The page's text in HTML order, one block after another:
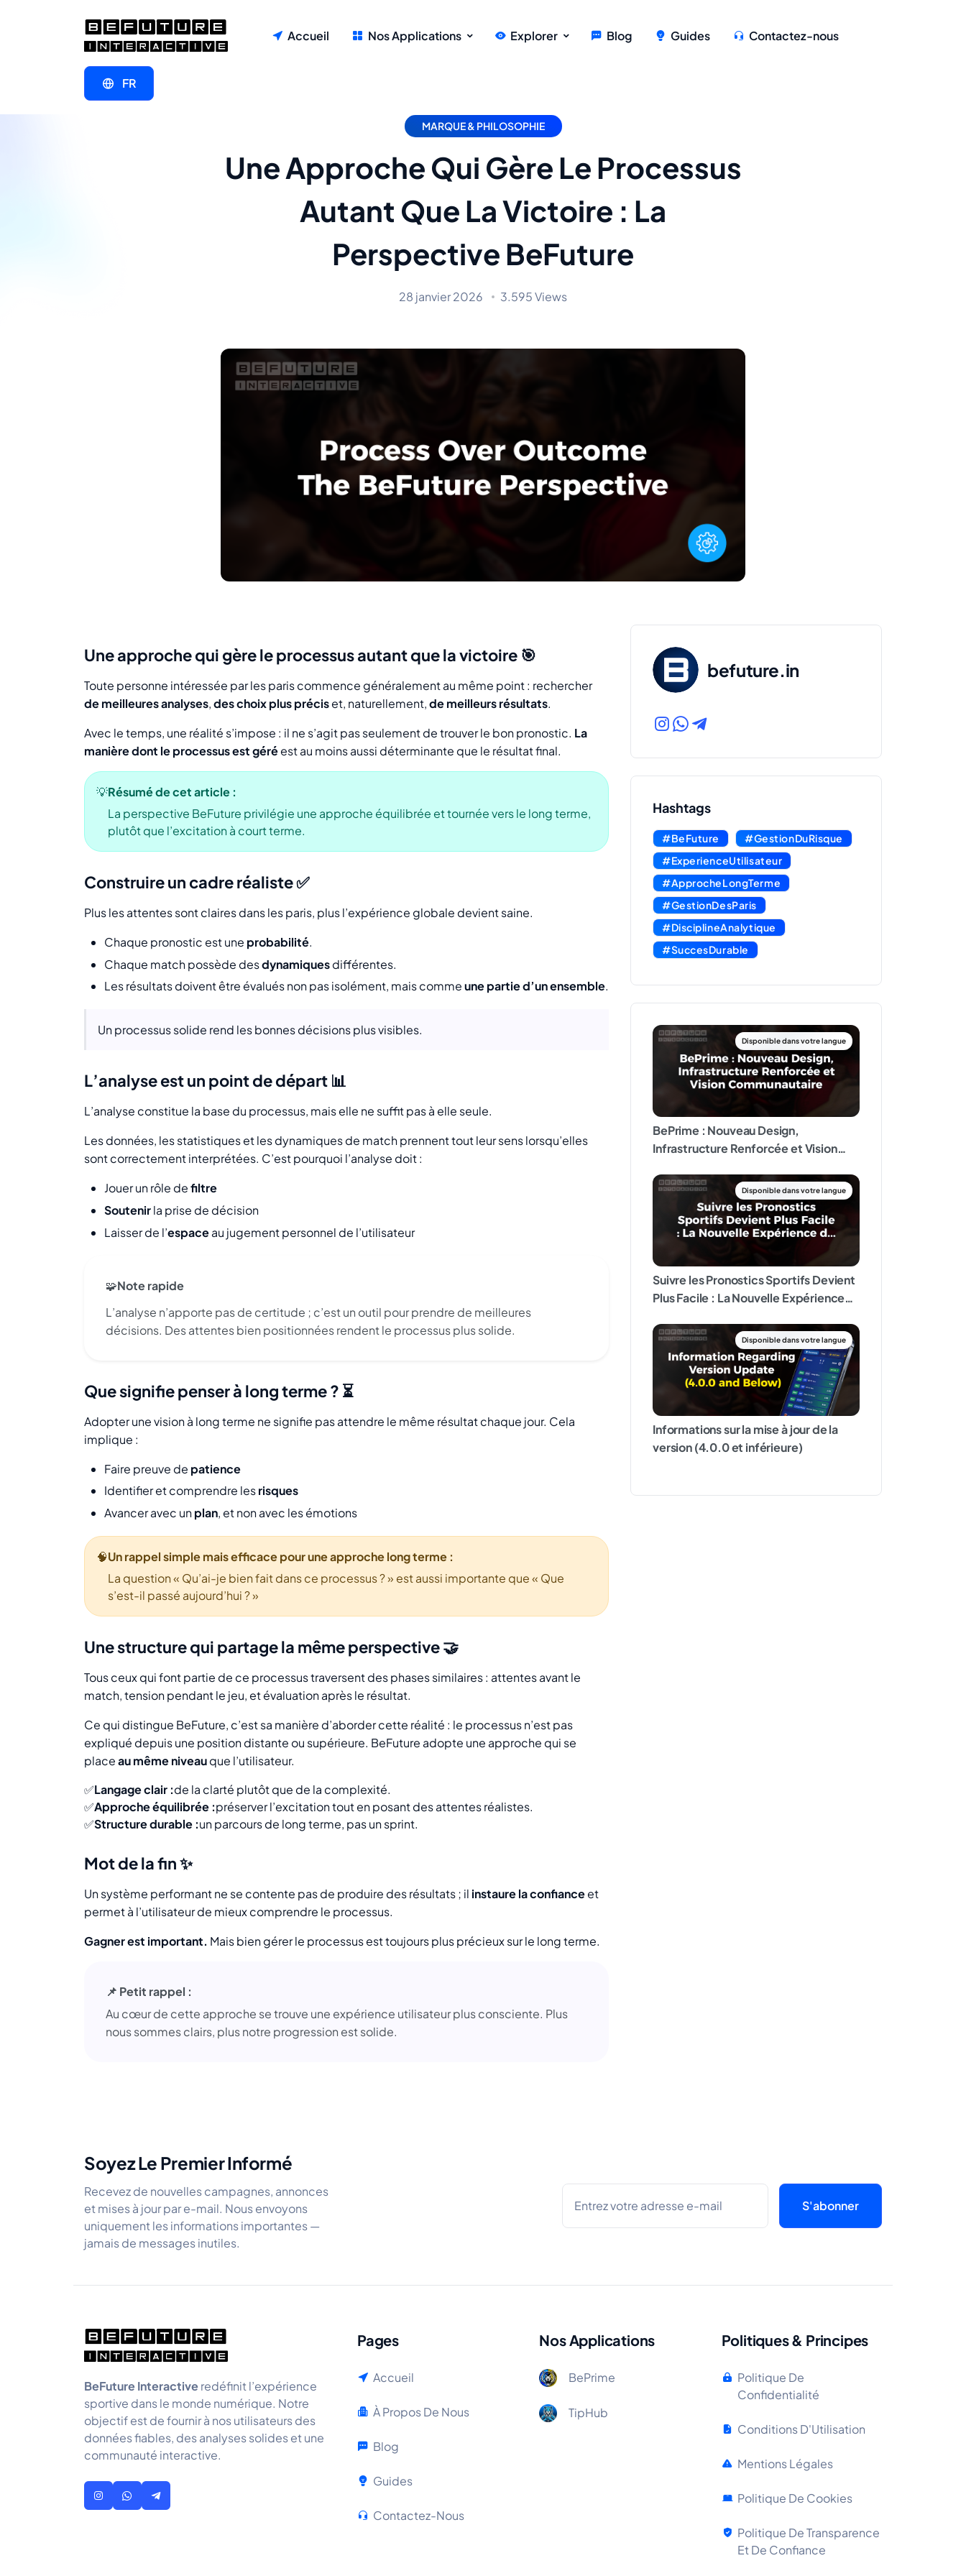
Accueil Nos Applications Explorer Blog Guides Contactez-nous
FR
MARQUE & PHILOSOPHIE
Une Approche Qui Gère Le Processus
Autant Que La Victoire : La
Perspective BeFuture
28 janvier 2026 3.595 Views
Une approche qui gère le processus autant que la victoire 🎯
Toute personne intéressée par les paris commence généralement au même point : rechercher
de meilleures analyses,des choix plus préciset, naturellement,de meilleurs résultats.
Avec le temps, une réalité s’impose : il ne s’agit pas seulement de trouver le bon pronostic. La
manière dont le processus est géréest au moins aussi déterminante que le résultat final.
💡Résumé de cet article :
La perspective BeFuture privilégie une approche équilibrée et tournée vers le long terme,
plutôt que l’excitation à court terme.
Construire un cadre réaliste ✅
Plus les attentes sont claires dans les paris, plus l’expérience globale devient saine.
Chaque pronostic est une probabilité.
Chaque match possède desdynamiquesdifférentes.
Les résultats doivent être évalués non pas isolément, mais commeune partie d’un ensemble.
Un processus solide rend les bonnes décisions plus visibles.
L’analyse est un point de départ 📊
L’analyse constitue la base du processus, mais elle ne suffit pas à elle seule.
Les données, les statistiques et les dynamiques de match prennent tout leur sens lorsqu’elles
sont correctement interprétées. C’est pourquoi l’analyse doit :
Jouer un rôle defiltre
Soutenirla prise de décision
Laisser de l’espaceau jugement personnel de l’utilisateur
🧩Note rapide
L’analyse n’apporte pas de certitude ; c’est un outil pour prendre de meilleures
décisions. Des attentes bien positionnées rendent le processus plus solide.
Que signifie penser à long terme ? ⏳
Adopter une vision à long terme ne signifie pas attendre le même résultat chaque jour. Cela
implique :
Faire preuve de patience
Identifier et comprendre lesrisques
Avancer avec unplan, et non avec les émotions
🧠Un rappel simple mais efficace pour une approche long terme :
La question « Qu’ai-je bien fait dans ce processus ? » est aussi importante que « Que
s’est-il passé aujourd’hui ? »
Une structure qui partage la même perspective 🤝
Tous ceux qui font partie de ce processus traversent des phases similaires : attentes avant le
match, tension pendant le jeu, et évaluation après le résultat.
Ce qui distingue BeFuture, c’est sa manière d’aborder cette réalité : le processus n’est pas
expliqué depuis une position distante ou supérieure. BeFuture adopte une approche qui se
placeau même niveauque l’utilisateur.
✅Langage clair :de la clarté plutôt que de la complexité.
✅Approche équilibrée :préserver l’excitation tout en posant des attentes réalistes.
✅Structure durable :un parcours de long terme, pas un sprint.
Mot de la fin ✨
Un système performant ne se contente pas de produire des résultats ; il instaure la confianceet
permet à l’utilisateur de mieux comprendre le processus.
Gagner est important. Mais bien gérer le processus est toujours plus précieux sur le long terme.
📌 Petit rappel :
Au cœur de cette approche se trouve une expérience utilisateur plus consciente. Plus
nous sommes clairs, plus notre progression est solide.
befuture.in
Hashtags
#BeFuture
#GestionDuRisque
#ExperienceUtilisateur
#ApprocheLongTerme
#GestionDesParis
#DisciplineAnalytique
#SuccesDurable
BePrime : Nouveau Design,
Infrastructure Renforcée et Vision
Suivre les Pronostics Sportifs Devient
Plus Facile : La Nouvelle Expérience
Informations sur la mise à jour de la
version (4.0.0 et inférieure)
Soyez Le Premier Informé
Recevez de nouvelles campagnes, annonces
et mises à jour par e-mail. Nous envoyons
uniquement les informations importantes —
jamais de messages inutiles.
BeFuture Interactiveredéfinit l’expérience
sportive dans le monde numérique. Notre
objectif est de fournir à nos utilisateurs des
données fiables, des analyses solides et une
communauté interactive.
Pages
Accueil
À Propos De Nous
Blog
Guides
Contactez-Nous
Nos Applications
BePrime
TipHub
Politiques & Principes
Politique De
Confidentialité
Conditions D'Utilisation
Mentions Légales
Politique De Cookies
Politique De Transparence
Et De Confiance